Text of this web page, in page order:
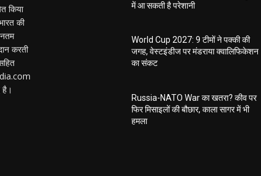
किया
की
करती
है।
में आ सकती है परेशानी
World Cup 2027: 9 टीमों ने पक्की की
जगह, वेस्टइंडीज पर मंडराया क्वालिफिकेशन
का संकट
Russia-NATO War का खतरा? कीव पर
फिर मिसाइलों की बौछार, काला सागर में भी
हमला